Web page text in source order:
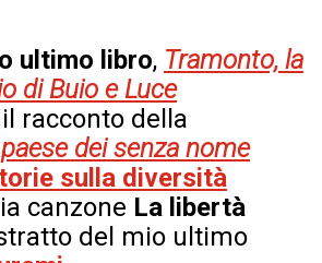
ultimo libro, Tramonto, la
di Buio e Luce
racconto della
dei senza nome
sulla diversità
canzone La libertà
del mio ultimo